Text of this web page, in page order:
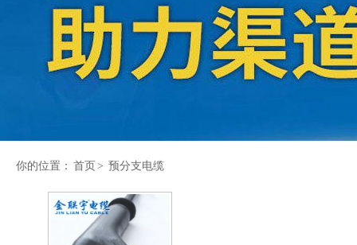
你的位置： 首页 > 预分支电缆